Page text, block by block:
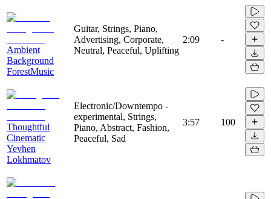
Ambient
Background
ForestMusic
Guitar, Strings, Piano,
Advertising, Corporate,
Neutral, Peaceful, Uplifting
2:09 -
Thoughtful
Cinematic
Yevhen
Lokhmatov
Electronic/Downtempo -
experimental, Strings,
Piano, Abstract, Fashion,
Peaceful, Sad
3:57 100